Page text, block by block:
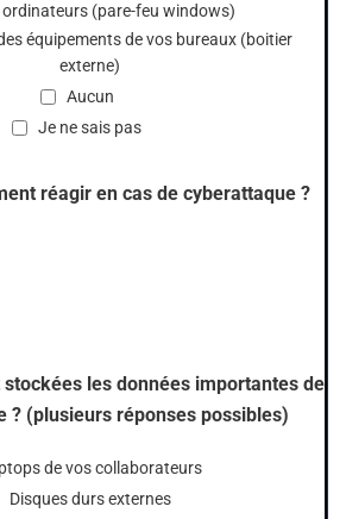
ordinateurs (pare-feu windows)
équipements de vos bureaux (boitier
externe)
Aucun
Je ne sais pas
réagir en cas de cyberattaque ?
les données importantes de
? (plusieurs réponses possibles)
de vos collaborateurs
Disques durs externes